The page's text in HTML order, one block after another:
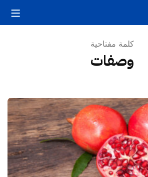
كلمة مفتاحية
وصفات